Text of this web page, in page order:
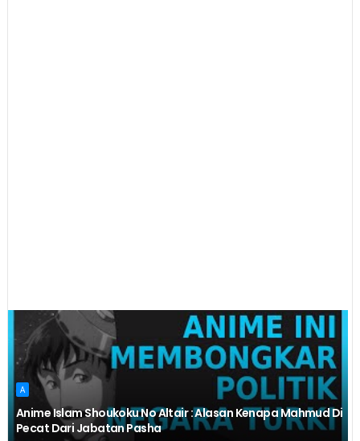
A
Anime Islam Shoukoku No Altair : Alasan Kenapa Mahmud Di
Pecat Dari Jabatan Pasha